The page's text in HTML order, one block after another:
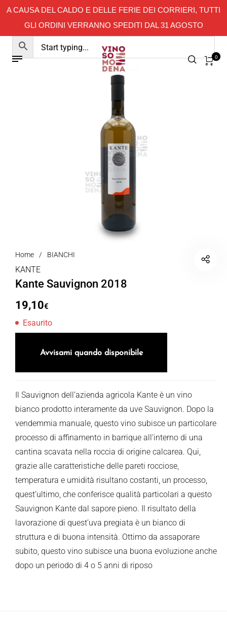
A CAUSA DEL CALDO E DELLE FERIE DEI CORRIERI, TUTTI
GLI ORDINI VERRANNO SPEDITI DAL 31 AGOSTO
0
Home / BIANCHI
KANTE
Kante Sauvignon 2018
19,10€
Esaurito
Avvisami quando disponibile
Il Sauvignon dell’azienda agricola Kante è un vino
bianco prodotto interamente da uve Sauvignon. Dopo la
vendemmia manuale, questo vino subisce un particolare
processo di affinamento in barrique all’interno di una
cantina scavata nella roccia di origine calcarea. Qui,
grazie alle caratteristiche delle pareti rocciose,
temperatura e umidità risultano costanti, un processo,
quest’ultimo, che conferisce qualità particolari a questo
Sauvignon Kante dal sapore pieno. Il risultato della
lavorazione di quest’uva pregiata è un bianco di
struttura e di buona intensità. Ottimo da assaporare
subito, questo vino subisce una buona evoluzione anche
dopo un periodo di 4 o 5 anni di riposo